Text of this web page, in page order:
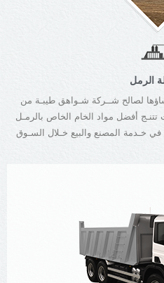
الرمل
لصالح شــركة شـواهق طيبـة من
تتنـج أفضل مواد الخام الخاص بالرمـل
في خـدمة المصنع والبيع خـلال السـوق